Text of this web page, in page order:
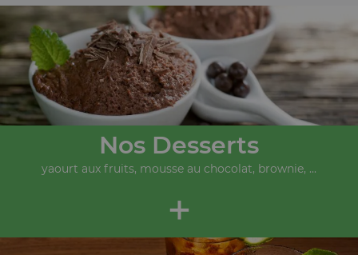
Nos Desserts
yaourt aux fruits, mousse au chocolat, brownie, ...
+